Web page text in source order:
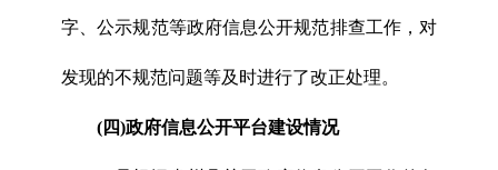
字、公示规范等政府信息公开规范排查工作，对
发现的不规范问题等及时进行了改正处理。
(四)政府信息公开平台建设情况